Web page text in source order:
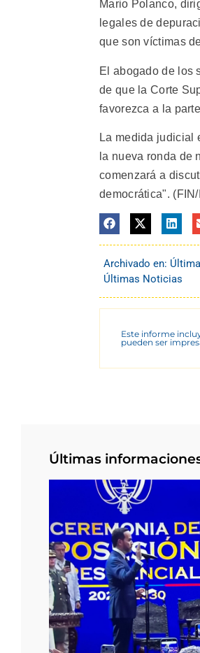
Mario Polanco,
legales de
que son víctimas
El abogado de los
de que la Corte
favorezca a la
La medida judicial
la nueva ronda de
comenzará a
democrática".
Archivado en:
Últimas Noticias
Este informe
pueden ser
Últimas